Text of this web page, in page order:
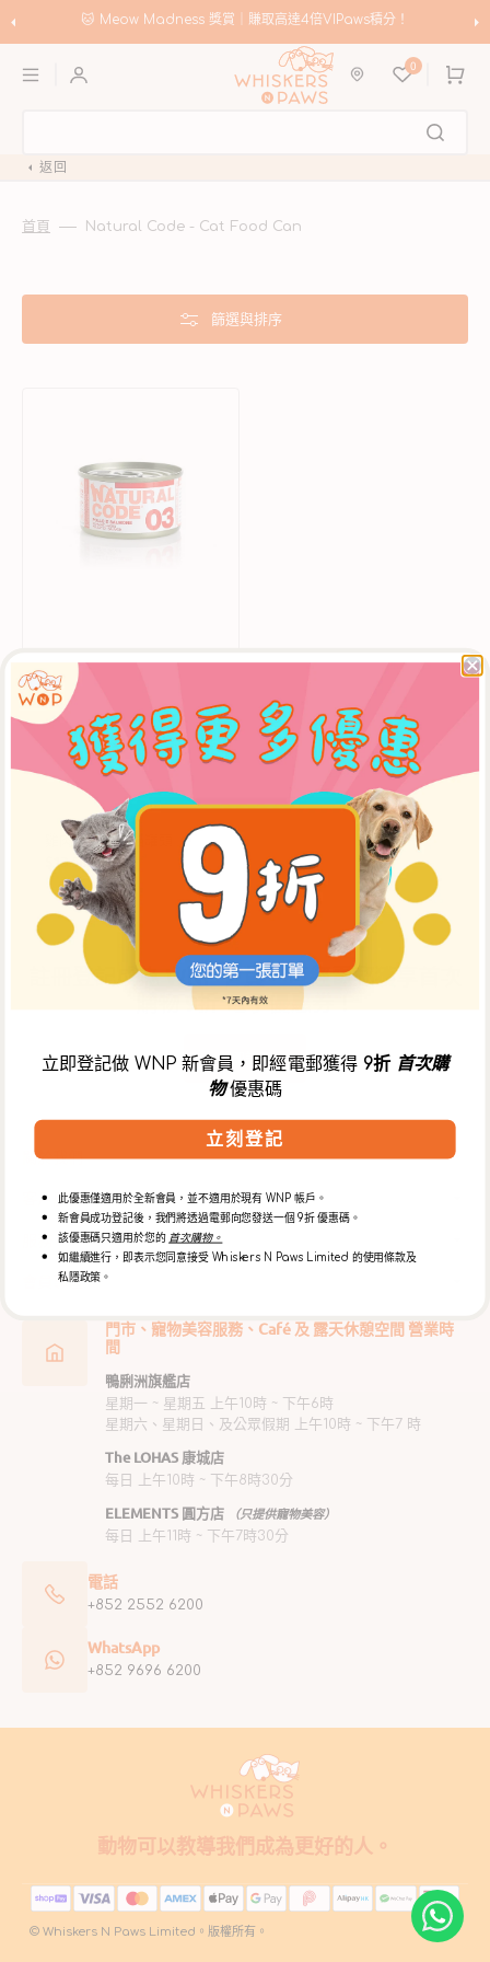
至
容
積分！ 🛍️ Meow Madness｜選購 Instinct & Advance，
0
購
物
返回
首頁 Natural Code - Cat Food Can
篩選與排序
商：
Natural Code
雞肉三文魚成貓罐頭
售
價
$13.50 定
價
$15.00
註冊登記成為 WNP 會員，可經電郵獲享首次
購物 9折 電子優惠券！
立即註冊
關於我們
客戶服務
服務
會員專區
門市、寵物美容服務、Café 及 露天休憩空間 營業時
間
鴨脷洲旗艦店
星期一 ~ 星期五 上午10時 ~ 下午6時
星期六、星期日、及公眾假期 上午10時 ~ 下午7 時
The LOHAS 康城店
每日 上午10時 ~ 下午8時30分
ELEMENTS 圓方店 （只提供寵物美容）
每日 上午11時 ~ 下午7時30分
電話
+852 2552 6200
WhatsApp
+852 9696 6200
動物可以教導我們成為更好的人。
© Whiskers N Paws Limited。版權所有。
立即登記做 WNP 新會員，即經電郵獲得 9折 首次購
物優惠碼
立刻登記
此優惠僅適用於全新會員，並不適用於現有 WNP 帳戶。
新會員成功登記後，我們將透過電郵向您發送一個 9折 優惠碼。
該優惠碼只適用於您的 首次購物。
如繼續進行，即表示您同意接受 Whiskers N Paws Limited 的使用條款及
私隱政策。